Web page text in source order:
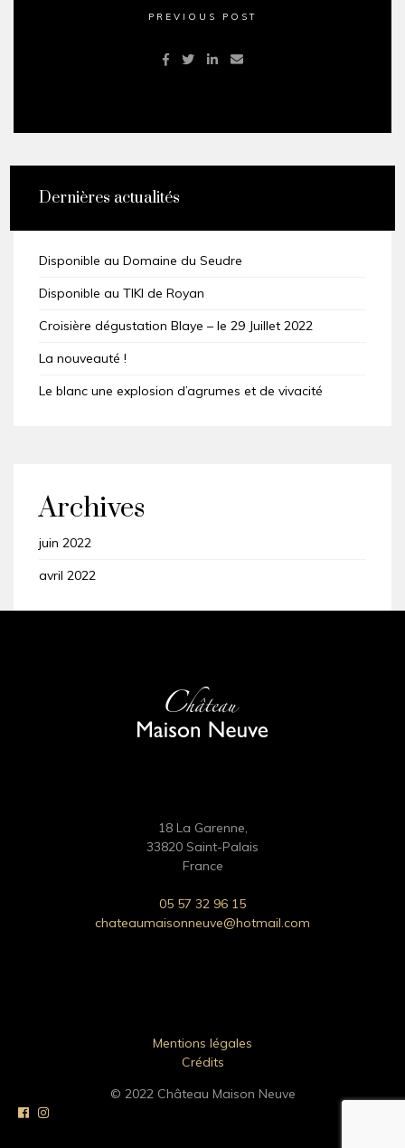
PREVIOUS POST
Dernières actualités
Disponible au Domaine du Seudre
Disponible au TIKI de Royan
Croisière dégustation Blaye – le 29 Juillet 2022
La nouveauté !
Le blanc une explosion d’agrumes et de vivacité
Archives
juin 2022
avril 2022
18 La Garenne,
33820 Saint-Palais
France
05 57 32 96 15
chateaumaisonneuve@hotmail.com
© 2022 Château Maison Neuve
Mentions légales
Crédits